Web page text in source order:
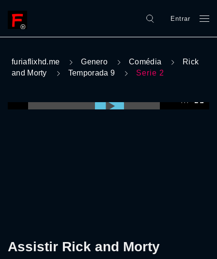
Entrar
furiaflixhd.me Genero Comédia
Rick
and Morty
Temporada 9 Serie 2
Assistir Rick and Morty